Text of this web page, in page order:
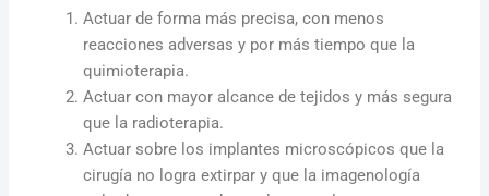
Actuar de forma más precisa, con menos
reacciones adversas y por más tiempo que la
quimioterapia.
Actuar con mayor alcance de tejidos y más segura
que la radioterapia.
Actuar sobre los implantes microscópicos que la
cirugía no logra extirpar y que la imagenología